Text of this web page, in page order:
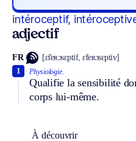
intéroceptif,
adjectif
FR [ɛ̃teʀɔsɛptif, ɛ̃teʀɔsɛptiv]
Physiologie.
Qualifie la sensibilité
corps lui-même.
1
À découvrir